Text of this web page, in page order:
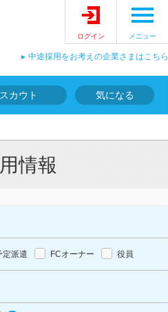
ログイン メニュー
中途採用をお考えの企業さまはこちら
スカウト 気になる
情報
定派遣 FCオーナー 役員